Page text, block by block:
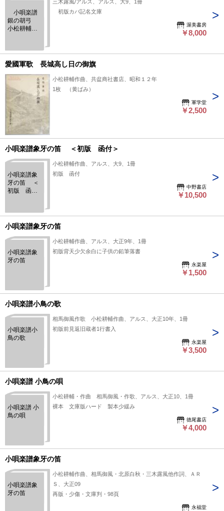
小唄楽譜
銀の胡弓
小松耕輔作
三木露風/アルス、アルス、大9、1冊
初版カバ記名文庫
渥美書房
￥8,000
愛國軍歌 長城高し日の御旗
小松耕輔作曲、共盆商社書店、昭和１２年
1枚 （黄ばみ）
軍学堂
￥2,500
小唄楽譜象牙の笛 ＜初版 函付＞
小唄楽譜象
牙の笛 ＜
初版 函付
小松耕輔作曲、アルス、大9、1冊
初版 函付
中野書店
￥10,500
小唄楽譜象牙の笛
小唄楽譜象
牙の笛
小松耕輔作曲、アルス、大正9年、1冊
初版背天少欠余白に子供の鉛筆落書
永楽屋
￥1,500
小唄楽譜小鳥の歌
小唄楽譜小
鳥の歌
相馬御風作歌 小松耕輔作曲、アルス、大正10年、1冊
初版前見返旧蔵者1行書入
永楽屋
￥3,500
小唄楽譜 小鳥の唄
小唄楽譜 小
鳥の唄
小松耕輔・作曲 相馬御風・作歌、アルス、大正10、1冊
裸本 文庫版ハード 製本少緩み
徳尾書店
￥4,000
小唄楽譜象牙の笛
小唄楽譜象
牙の笛
小松耕輔作曲、相馬御風・北原白秋・三木露風他作詞、ＡＲ
Ｓ、大正09
再版・少傷・文庫判・98頁
永福堂